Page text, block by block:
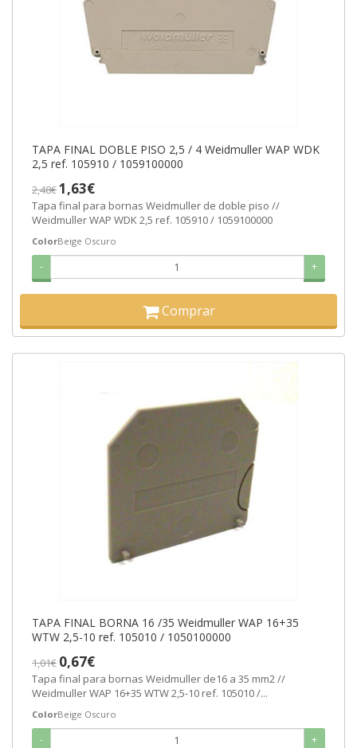
TAPA FINAL DOBLE PISO 2,5 / 4 Weidmuller WAP WDK
2,5 ref. 105910 / 1059100000
2,48€1,63€
Tapa final para bornas Weidmuller de doble piso //
Weidmuller WAP WDK 2,5 ref. 105910 / 1059100000
ColorBeige Oscuro
- +
Comprar
TAPA FINAL BORNA 16 /35 Weidmuller WAP 16+35
WTW 2,5-10 ref. 105010 / 1050100000
1,01€ 0,67€
Tapa final para bornas Weidmuller de16 a 35 mm2 //
Weidmuller WAP 16+35 WTW 2,5-10 ref. 105010 /...
ColorBeige Oscuro
- +